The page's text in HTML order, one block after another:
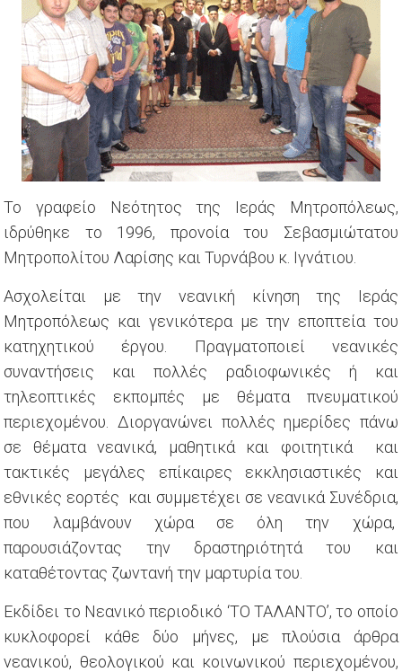
Το γραφείο Νεότητος της Ιεράς Μητροπόλεως,
ιδρύθηκε το 1996, προνοία του Σεβασμιώτατου
Μητροπολίτου Λαρίσης και Τυρνάβου κ. Ιγνάτιου.
Ασχολείται με την νεανική κίνηση της Ιεράς
Μητροπόλεως και γενικότερα με την εποπτεία του
κατηχητικού έργου. Πραγματοποιεί νεανικές
συναντήσεις και πολλές ραδιοφωνικές ή και
τηλεοπτικές εκπομπές με θέματα πνευματικού
περιεχομένου. Διοργανώνει πολλές ημερίδες πάνω
σε θέματα νεανικά, μαθητικά και φοιτητικά και
τακτικές μεγάλες επίκαιρες εκκλησιαστικές και
εθνικές εορτές και συμμετέχει σε νεανικά Συνέδρια,
που λαμβάνουν χώρα σε όλη την χώρα,
παρουσιάζοντας την δραστηριότητά του και
καταθέτοντας ζωντανή την μαρτυρία του.
Εκδίδει το Νεανικό περιοδικό ‘ΤΟ ΤΑΛΑΝΤΟ’, το οποίο
κυκλοφορεί κάθε δύο μήνες, με πλούσια άρθρα
νεανικού, θεολογικού και κοινωνικού περιεχομένου,